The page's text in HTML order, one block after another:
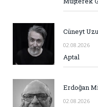
Cüneyt
02.08.2026
Aptal
Erdoğan
02.08.2026